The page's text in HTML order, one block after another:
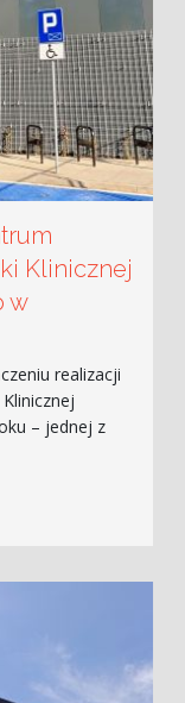
Klinicznej
w
realizacji
– jednej z